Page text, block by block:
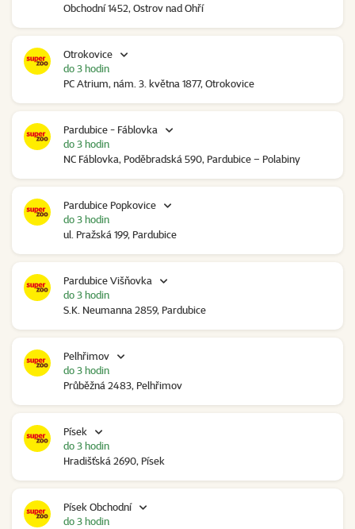
Obchodní 1452, Ostrov nad Ohří
Otrokovice
PC Atrium, nám. 3. května 1877, Otrokovice
do 3 hodin
Pardubice - Fáblovka
NC Fáblovka, Poděbradská 590, Pardubice – Polabiny
do 3 hodin
Pardubice Popkovice
ul. Pražská 199, Pardubice
do 3 hodin
Pardubice Višňovka
S.K. Neumanna 2859, Pardubice
do 3 hodin
Pelhřimov
Průběžná 2483, Pelhřimov
do 3 hodin
Písek
Hradišťská 2690, Písek
do 3 hodin
Písek Obchodní
do 3 hodin